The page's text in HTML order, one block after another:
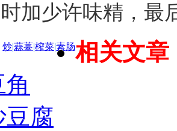
加少许味精，最
炒|蒜薹|榨菜|素肠相关文章
豆腐